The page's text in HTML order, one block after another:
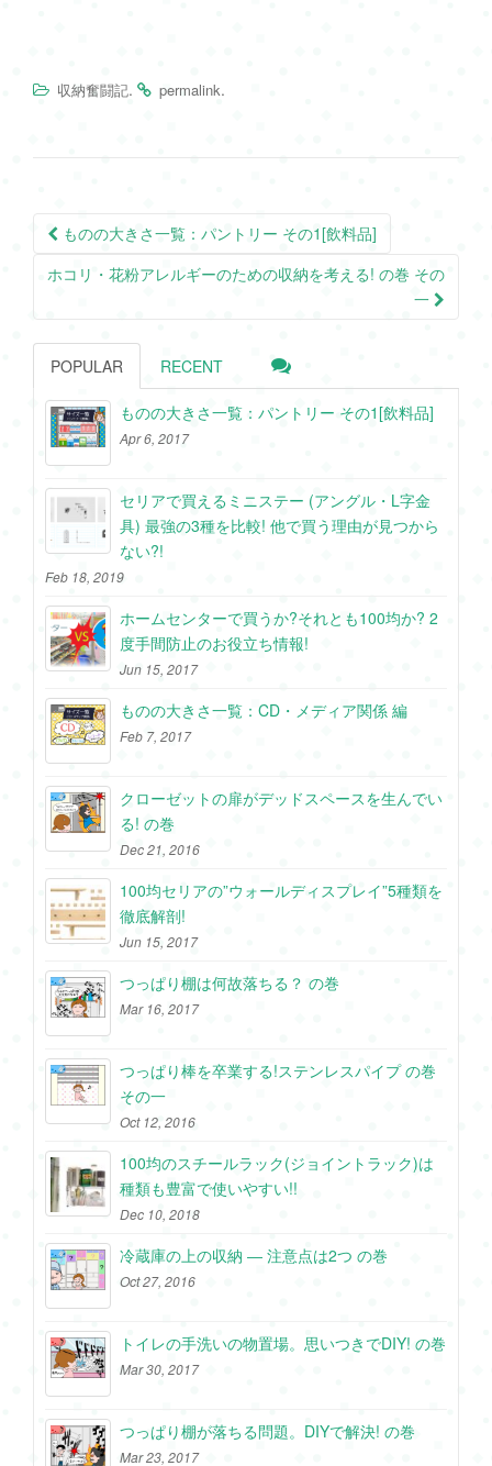
収納奮闘記. permalink.
Post
navigation
ものの大きさ一覧：パントリー その1[飲料品]
ホコリ・花粉アレルギーのための収納を考える! の巻 その
一
POPULAR RECENT
ものの大きさ一覧：パントリー その1[飲料品]
Apr 6, 2017
セリアで買えるミニステー (アングル・L字金
具) 最強の3種を比較! 他で買う理由が見つから
ない?!
Feb 18, 2019
ホームセンターで買うか?それとも100均か? 2
度手間防止のお役立ち情報!
Jun 15, 2017
ものの大きさ一覧：CD・メディア関係 編
Feb 7, 2017
クローゼットの扉がデッドスペースを生んでい
る! の巻
Dec 21, 2016
100均セリアの”ウォールディスプレイ”5種類を
徹底解剖!
Jun 15, 2017
つっぱり棚は何故落ちる？ の巻
Mar 16, 2017
つっぱり棒を卒業する!ステンレスパイプ の巻
その一
Oct 12, 2016
100均のスチールラック(ジョイントラック)は
種類も豊富で使いやすい!!
Dec 10, 2018
冷蔵庫の上の収納 ― 注意点は2つ の巻
Oct 27, 2016
トイレの手洗いの物置場。思いつきでDIY! の巻
Mar 30, 2017
つっぱり棚が落ちる問題。DIYで解決! の巻
Mar 23, 2017